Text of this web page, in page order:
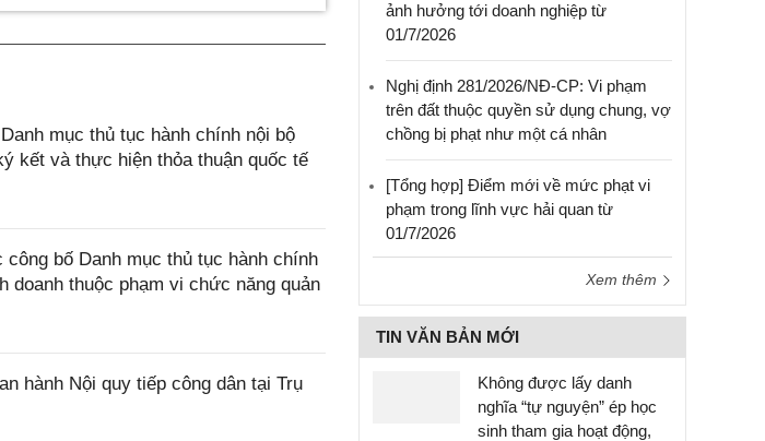
mục thủ tục hành chính nội bộ
kết và thực hiện thỏa thuận quốc tế
bố Danh mục thủ tục hành chính
thuộc phạm vi chức năng quản
hành Nội quy tiếp công dân tại Trụ
ảnh hưởng tới doanh nghiệp từ
01/7/2026
Nghị định 281/2026/NĐ-CP: Vi phạm
trên đất thuộc quyền sử dụng chung, vợ
chồng bị phạt như một cá nhân
[Tổng hợp] Điểm mới về mức phạt vi
phạm trong lĩnh vực hải quan từ
01/7/2026
Xem thêm
TIN VĂN BẢN MỚI
Không được lấy danh
nghĩa “tự nguyện” ép học
sinh tham gia hoạt động,